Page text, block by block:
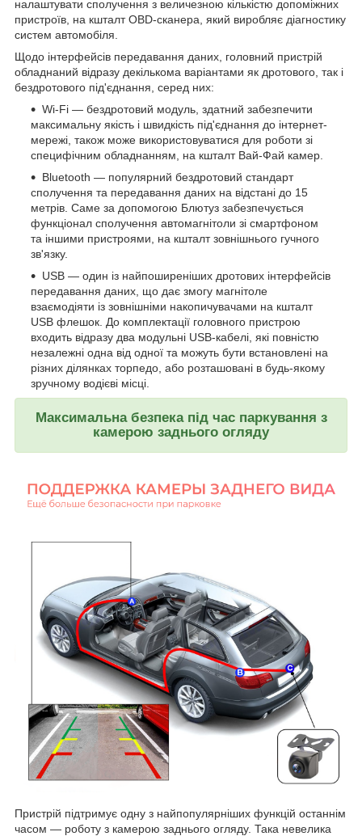
налаштувати сполучення з величезною кількістю допоміжних
пристроїв, на кшталт OBD-сканера, який виробляє діагностику
систем автомобіля.
Щодо інтерфейсів передавання даних, головний пристрій
обладнаний відразу декількома варіантами як дротового, так і
бездротового під'єднання, серед них:
Wi-Fi — бездротовий модуль, здатний забезпечити
максимальну якість і швидкість під'єднання до інтернет-
мережі, також може використовуватися для роботи зі
специфічним обладнанням, на кшталт Вай-Фай камер.
Bluetooth — популярний бездротовий стандарт
сполучення та передавання даних на відстані до 15
метрів. Саме за допомогою Блютуз забезпечується
функціонал сполучення автомагнітоли зі смартфоном
та іншими пристроями, на кшталт зовнішнього гучного
зв'язку.
USB — один із найпоширеніших дротових інтерфейсів
передавання даних, що дає змогу магнітоле
взаємодіяти із зовнішніми накопичувачами на кшталт
USB флешок. До комплектації головного пристрою
входить відразу два модульні USB-кабелі, які повністю
незалежні одна від одної та можуть бути встановлені на
різних ділянках торпедо, або розташовані в будь-якому
зручному водієві місці.
Максимальна безпека під час паркування з
камерою заднього огляду
Пристрій підтримує одну з найпопулярніших функцій останнім
часом — роботу з камерою заднього огляду. Така невелика